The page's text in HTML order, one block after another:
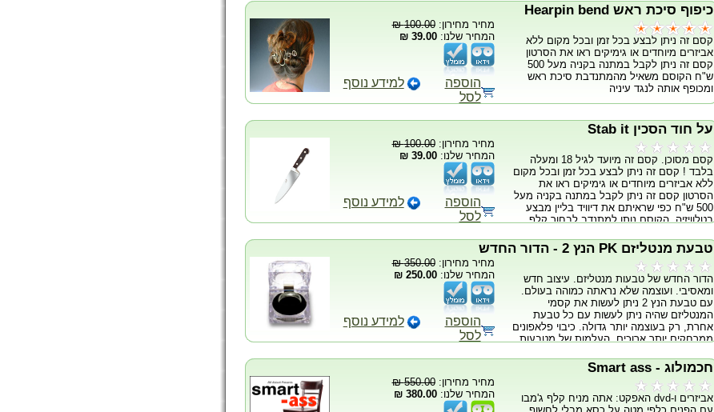
קיימת! *המתנדב מחזיר את הקלף לתוך
החבילה, שנמצאת בתוך הקופסה שנסגרת..ככה
שכל חשד לפאלימנג אפשרי ישר יוצא
מהמשוואה! אפילו אם תעשו את זה לקוסם..
ברגע שסגרתם את החפיסה בתוך הקופסה,
מבחינתו סיימתם איתה והוא לא מצפה לסיום
הבלתי אפשרי הזה! *תוך שניות, לא רק שתגלה
בפרזנטציה מדהימה מהו הקלף שהמתנדב בחר
אלא תשלוף את הקלף החתום מכל מקום שרק
השנה! מגיע עם חפיסת בייסיקל אדומה או
http://www.murphysmagicsupplies.com/video/clips/EXTRACTOR-
VIDEO1.wmv
http://www.murphysmagicsupplies.com/video/clips/EXTRACTOR-
VIDEO2.wmv
http://www.murphysmagicsupplies.com/video/clips/EXTRACTOR-
VIDEO3.wmv
כיפוף סיכת ראש Hearpin bend
קסם זה ניתן לבצע בכל זמן ובכל מקום ללא
אביזרים מיוחדים או גימיקים ראו את הסרטון
קסם זה ניתן לקבל במתנה בקניה מעל 500
ש"ח הקוסם משאיל מהמתנדבת סיכת ראש
ומכופף אותה לנגד עיניה
מחיר מחירון:100.00 ₪
המחיר שלנו:39.00 ₪
הוספה
לסל
למידע נוסף
על חוד הסכין Stab it
קסם מסוכן. קסם זה מיועד לגיל 18 ומעלה
בלבד ! קסם זה ניתן לבצע בכל זמן ובכל מקום
ללא אביזרים מיוחדים או גימיקים ראו את
הסרטון קסם זה ניתן לקבל במתנה בקניה מעל
500 ש"ח כפי שראיתם את דיוויד בליין מבצע
בטלוויזיה. הקוסם נותן למתנדב לבחור קלף
את הקלפים על השולחן. הקוסם שולף סכין
מטבח מאיימת ונועץ אותה ישירות...בקלף
הנבחר
מחיר מחירון:100.00 ₪
המחיר שלנו:39.00 ₪
הוספה
לסל
למידע נוסף
טבעת מנטליזם PK הנץ 2 - הדור החדש
הדור החדש של טבעות מנטליזם. עיצוב חדש
ומאסיבי. ועוצמה שלא נראתה כמוהה בעולם.
עם טבעת הנץ 2 ניתן לעשות את קסמי
המנטליזם שהיה ניתן לעשות עם כל טבעת
אחרת, רק בעוצמה יותר גדולה. כיבוי פלאפונים
ממרחקים יותר ארוכים, העלמות של מטבעות
(כסף \ זהב) טבעת חדשנית המעוצבת כטבעת
רגילה ויומיומית למגוון ביצועי מנטליזם
ואפקטים... כמה מן האפקטים הרבים שניתן
לביצוע בעזרת טבעת זאת: עצירת זמן בשעונו
מחיר מחירון:350.00 ₪
המחיר שלנו:250.00 ₪
הוספה
לסל
למידע נוסף
חכמולוג - Smart ass
אביזרים ו-dvd האפקט: אתה מניח קלף ג'מבו
מחיר מחירון:550.00 ₪
המחיר שלנו:380.00 ₪